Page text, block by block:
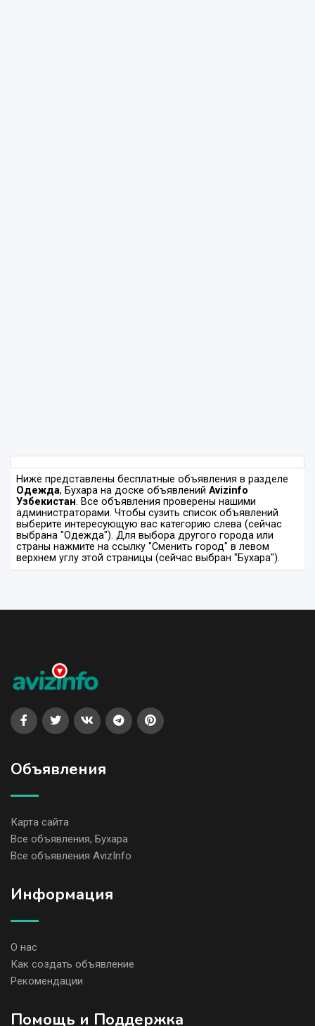
Ниже представлены бесплатные объявления в разделе
Одежда, Бухара на доске объявлений Avizinfo
Узбекистан. Все объявления проверены нашими
администраторами. Чтобы сузить список объявлений
выберите интересующую вас категорию слева (сейчас
выбрана "Одежда"). Для выбора другого города или
страны нажмите на ссылку "Сменить город" в левом
верхнем углу этой страницы (сейчас выбран "Бухара").
Объявления
Карта сайта
Все объявления, Бухара
Все объявления AvizInfo
Информация
О нас
Как создать объявление
Рекомендации
Помощь и Поддержка